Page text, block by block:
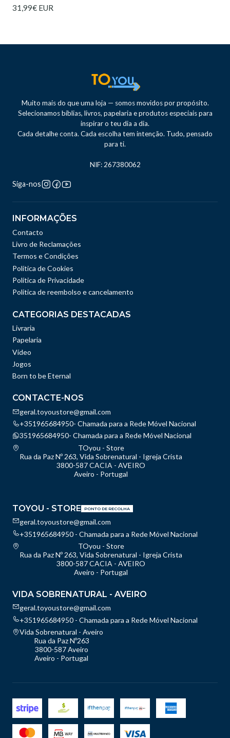
31,99€ EUR
Muito mais do que uma loja — somos movidos por propósito.
Selecionamos bíblias, livros, papelaria e produtos especiais para
inspirar o teu dia a dia.
Cada detalhe conta. Cada escolha tem intenção. Tudo, pensado
para ti.
NIF: 267380062
Siga-nos
INFORMAÇÕES
Contacto
Livro de Reclamações
Termos e Condições
Política de Cookies
Política de Privacidade
Politica de reembolso e cancelamento
CATEGORIAS DESTACADAS
Livraria
Papelaria
Vídeo
Jogos
Born to be Eternal
CONTACTE-NOS
geral.toyoustore@gmail.com
+351965684950- Chamada para a Rede Móvel Nacional
351965684950- Chamada para a Rede Móvel Nacional
TOyou - Store
Rua da Paz Nº 263, Vida Sobrenatural - Igreja Crista
3800-587 CACIA - AVEIRO
Aveiro - Portugal
TOYOU - STORE PONTO DE RECOLHA
geral.toyoustore@gmail.com
+351965684950 - Chamada para a Rede Móvel Nacional
TOyou - Store
Rua da Paz Nº 263, Vida Sobrenatural - Igreja Crista
3800-587 CACIA - AVEIRO
Aveiro - Portugal
VIDA SOBRENATURAL - AVEIRO
geral.toyoustore@gmail.com
+351965684950 - Chamada para a Rede Móvel Nacional
Vida Sobrenatural - Aveiro
Rua da Paz Nº263
3800-587 Aveiro
Aveiro - Portugal